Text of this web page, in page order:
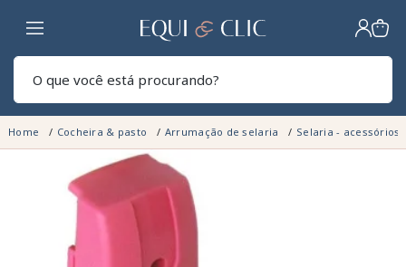
Lar
Home Cocheira & pasto Arrumação de selaria Selaria - acessórios